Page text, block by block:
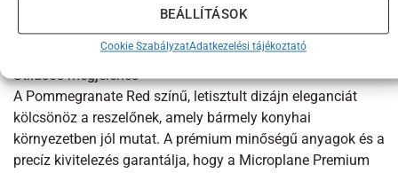
BEÁLLÍTÁSOK
Cookie SzabályzatAdatkezelési tájékoztató
pengét és biztonságos tárolást tesz lehetővé. A termék
mosogatógépben tisztítható, ami megkönnyíti a
karbantartását és biztosítja a higiénikus használatot.
Stílusos megjelenés
A Pommegranate Red színű, letisztult dizájn eleganciát
kölcsönöz a reszelőnek, amely bármely konyhai
környezetben jól mutat. A prémium minőségű anyagok és a
precíz kivitelezés garantálja, hogy a Microplane Premium